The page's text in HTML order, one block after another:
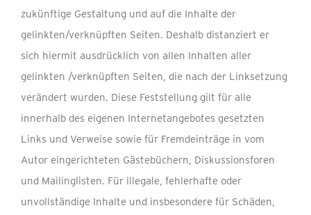
zukünftige Gestaltung und auf die Inhalte der
gelinkten/verknüpften Seiten. Deshalb distanziert er
sich hiermit ausdrücklich von allen Inhalten aller
gelinkten /verknüpften Seiten, die nach der Linksetzung
verändert wurden. Diese Feststellung gilt für alle
innerhalb des eigenen Internetangebotes gesetzten
Links und Verweise sowie für Fremdeinträge in vom
Autor eingerichteten Gästebüchern, Diskussionsforen
und Mailinglisten. Für illegale, fehlerhafte oder
unvollständige Inhalte und insbesondere für Schäden,